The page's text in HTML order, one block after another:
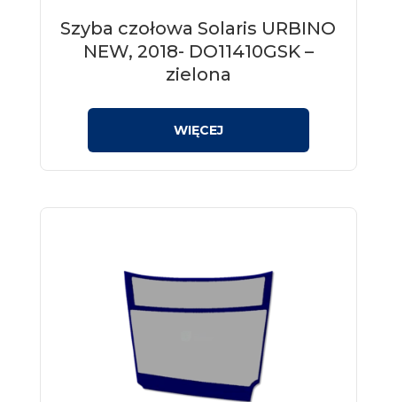
Szyba czołowa Solaris URBINO
NEW, 2018- DO11410GSK –
zielona